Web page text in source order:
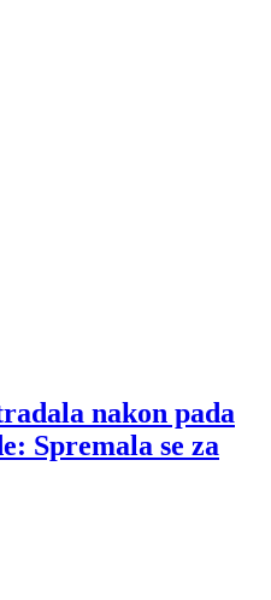
nakon pada
Spremala se za